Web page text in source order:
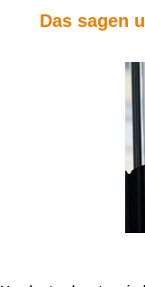
Das sagen